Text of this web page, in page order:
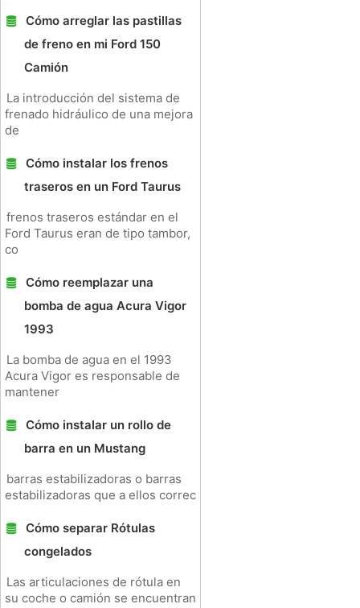
Cómo arreglar las pastillas
de freno en mi Ford 150
Camión
La introducción del sistema de
frenado hidráulico de una mejora
de
Cómo instalar los frenos
traseros en un Ford Taurus
frenos traseros estándar en el
Ford Taurus eran de tipo tambor,
co
Cómo reemplazar una
bomba de agua Acura Vigor
1993
La bomba de agua en el 1993
Acura Vigor es responsable de
mantener
Cómo instalar un rollo de
barra en un Mustang
barras estabilizadoras o barras
estabilizadoras que a ellos correc
Cómo separar Rótulas
congelados
Las articulaciones de rótula en
su coche o camión se encuentran